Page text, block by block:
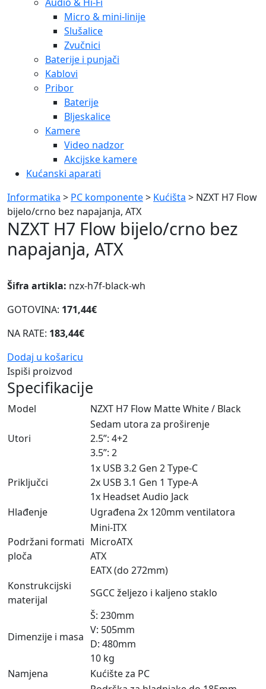
Micro & mini-linije
Slušalice
Zvučnici
Baterije i punjači
Kablovi
Pribor
Baterije
Bljeskalice
Kamere
Video nadzor
Akcijske kamere
Kućanski aparati
Informatika > PC komponente> Kućišta > NZXT H7 Flow
bijelo/crno bez napajanja, ATX
NZXT H7 Flow bijelo/crno bez
napajanja, ATX
Šifra artikla: nzx-h7f-black-wh
GOTOVINA: 171,44€
NA RATE: 183,44€
Dodaj u košaricu
Ispiši proizvod
Specifikacije
Model NZXT H7 Flow Matte White / Black
Utori
Sedam utora za proširenje
2.5”: 4+2
3.5”: 2
Priključci
1x USB 3.2 Gen 2 Type-C
2x USB 3.1 Gen 1 Type-A
1x Headset Audio Jack
Hlađenje
Ugrađena 2x 120mm ventilatora
Podržani formati
ploča
Mini-ITX
MicroATX
ATX
EATX (do 272mm)
Konstrukcijski
materijal
SGCC željezo i kaljeno staklo
Dimenzije i masa
Š: 230mm
V: 505mm
D: 480mm
10 kg
Namjena
Kućište za PC